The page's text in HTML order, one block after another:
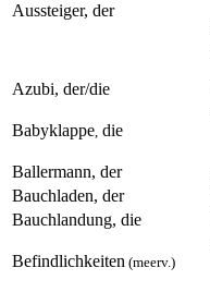
Aussteiger, der
Azubi, der/die
Babyklappe, die
Ballermann, der
Bauchladen, der
Bauchlandung, die
Befindlichkeiten (meerv.)